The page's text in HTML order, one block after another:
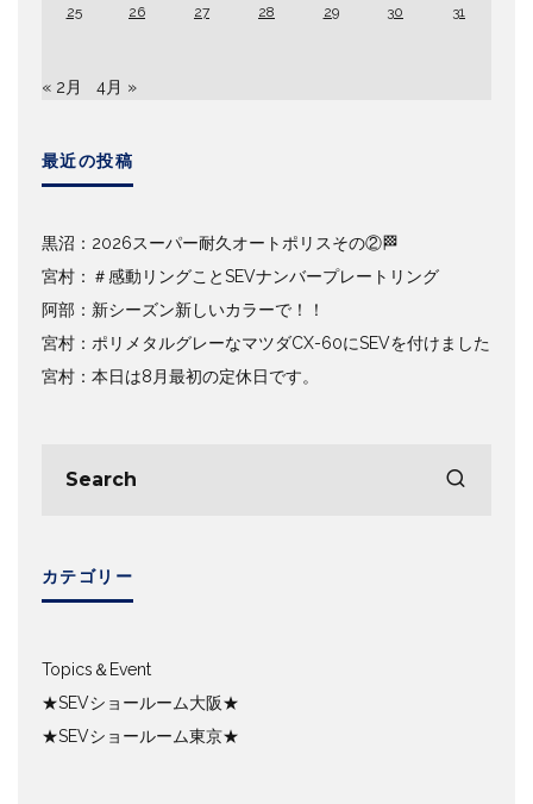
25 26 27 28 29 30 31
« 2月 4月 »
最近の投稿
黒沼：2026スーパー耐久オートポリスその②🏁
宮村：＃感動リングことSEVナンバープレートリング
阿部：新シーズン新しいカラーで！！
宮村：ポリメタルグレーなマツダCX-60にSEVを付けました
宮村：本日は8月最初の定休日です。
カテゴリー
Topics＆Event
★SEVショールーム大阪★
★SEVショールーム東京★